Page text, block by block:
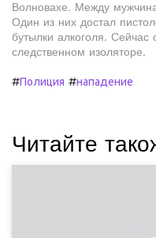
Волновахе. Между
Один из них достал
бутылки алкоголя.
следственном изоляторе.
#Полиция #нападение
Читайте